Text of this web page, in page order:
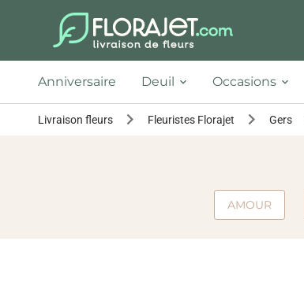
Anniversaire Deuil Occasions
Livraison fleurs Fleuristes Florajet Gers
AMOUR